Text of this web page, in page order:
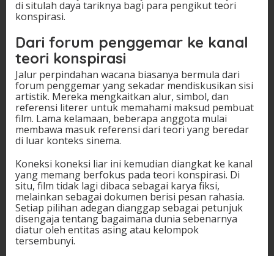
di situlah daya tariknya bagi para pengikut teori
konspirasi.
Dari forum penggemar ke kanal
teori konspirasi
Jalur perpindahan wacana biasanya bermula dari
forum penggemar yang sekadar mendiskusikan sisi
artistik. Mereka mengkaitkan alur, simbol, dan
referensi literer untuk memahami maksud pembuat
film. Lama kelamaan, beberapa anggota mulai
membawa masuk referensi dari teori yang beredar
di luar konteks sinema.
Koneksi koneksi liar ini kemudian diangkat ke kanal
yang memang berfokus pada teori konspirasi. Di
situ, film tidak lagi dibaca sebagai karya fiksi,
melainkan sebagai dokumen berisi pesan rahasia.
Setiap pilihan adegan dianggap sebagai petunjuk
disengaja tentang bagaimana dunia sebenarnya
diatur oleh entitas asing atau kelompok
tersembunyi.